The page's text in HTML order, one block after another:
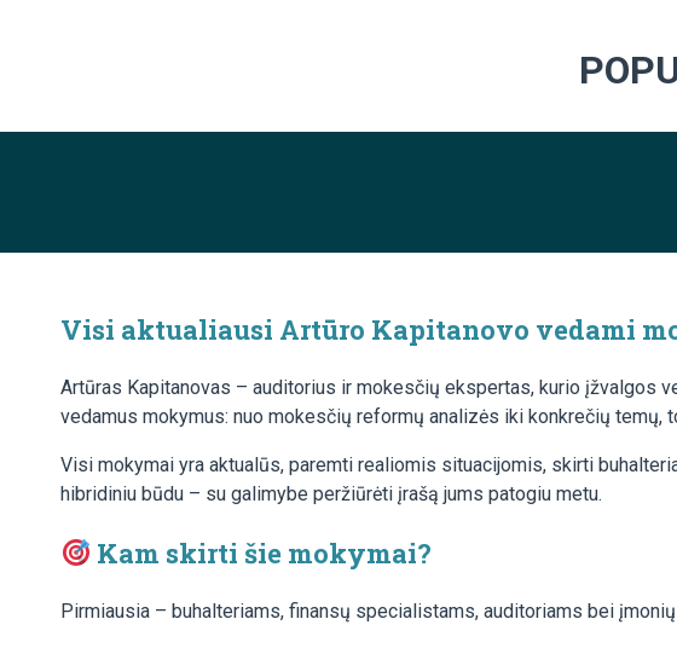
Visi aktualiausi Artūro Kapitanovo vedami
Artūras Kapitanovas – auditorius ir mokesčių ekspertas, kurio įžvalgos
vedamus mokymus: nuo mokesčių reformų analizės iki konkrečių
Visi mokymai yra aktualūs, paremti realiomis situacijomis, skirti
hibridiniu būdu – su galimybe peržiūrėti įrašą jums patogiu metu.
Kam skirti šie mokymai?
Pirmiausia – buhalteriams, finansų specialistams, auditoriams bei